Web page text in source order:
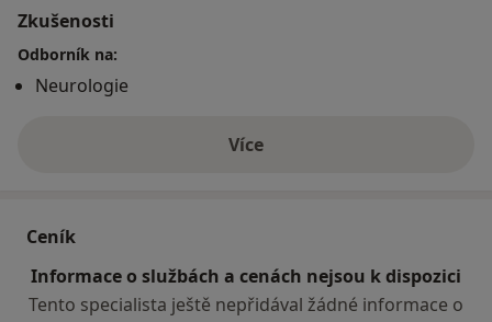
Zkušenosti
Odborník na:
Neurologie
Víceo zkušenostech
Ceník
Informace o službách a cenách nejsou k dispozici
Tento specialista ještě nepřidával žádné informace o